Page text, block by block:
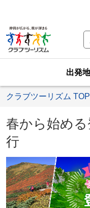
出発
クラブツーリズム TOP
春から始め
行